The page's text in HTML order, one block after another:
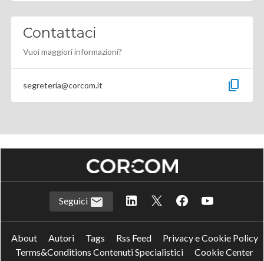
Contattaci
Vuoi maggiori informazioni?
segreteria@corcom.it content_copy
Seguici
About Autori Tags Rss Feed
Privacy e Cookie Policy
Terms&Conditions Contenuti Specialistici
Cookie Center